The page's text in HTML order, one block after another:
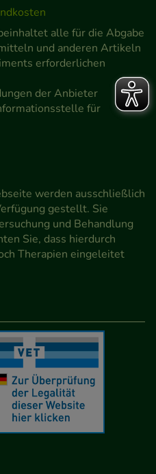
alle für die Abgabe
und anderen Artikeln
erforderlichen
der Anbieter
für
werden ausschließlich
gestellt. Sie
und Behandlung
Sie, dass hierdurch
Therapien eingeleitet